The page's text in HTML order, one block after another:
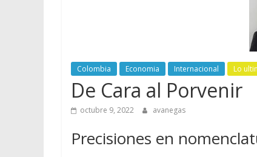
Colombia Economia Internacional Lo
De Cara al Porvenir
octubre 9, 2022 avanegas
Precisiones en